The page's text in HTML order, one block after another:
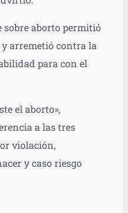
sobre aborto permitió
arremetió contra la
para con el
el aborto»,
a las tres
violación,
y caso riesgo